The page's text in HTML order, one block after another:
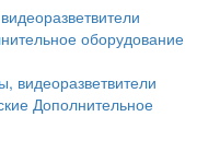
оборудование
видеоразветвители
Дополнительное